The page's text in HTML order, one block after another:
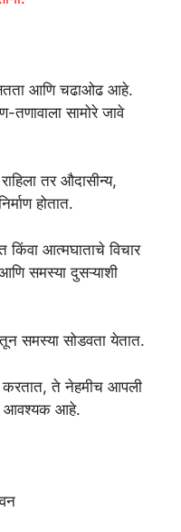
आणि चढाओढ आहे.
तणावाला सामोरे जावे
तर औदासीन्य,
होतात.
आत्मघाताचे विचार
समस्या दुसऱ्याशी
समस्या सोडवता येतात.
करतात, ते नेहमीच आपली
आवश्यक आहे.